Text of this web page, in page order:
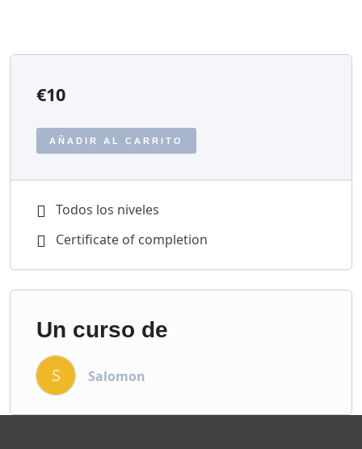
€10
AÑADIR AL CARRITO
Todos los niveles
Certificate of completion
Un curso de
S Salomon